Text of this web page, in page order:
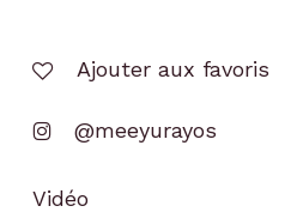
Ajouter aux favoris
@meeyurayos
Vidéo